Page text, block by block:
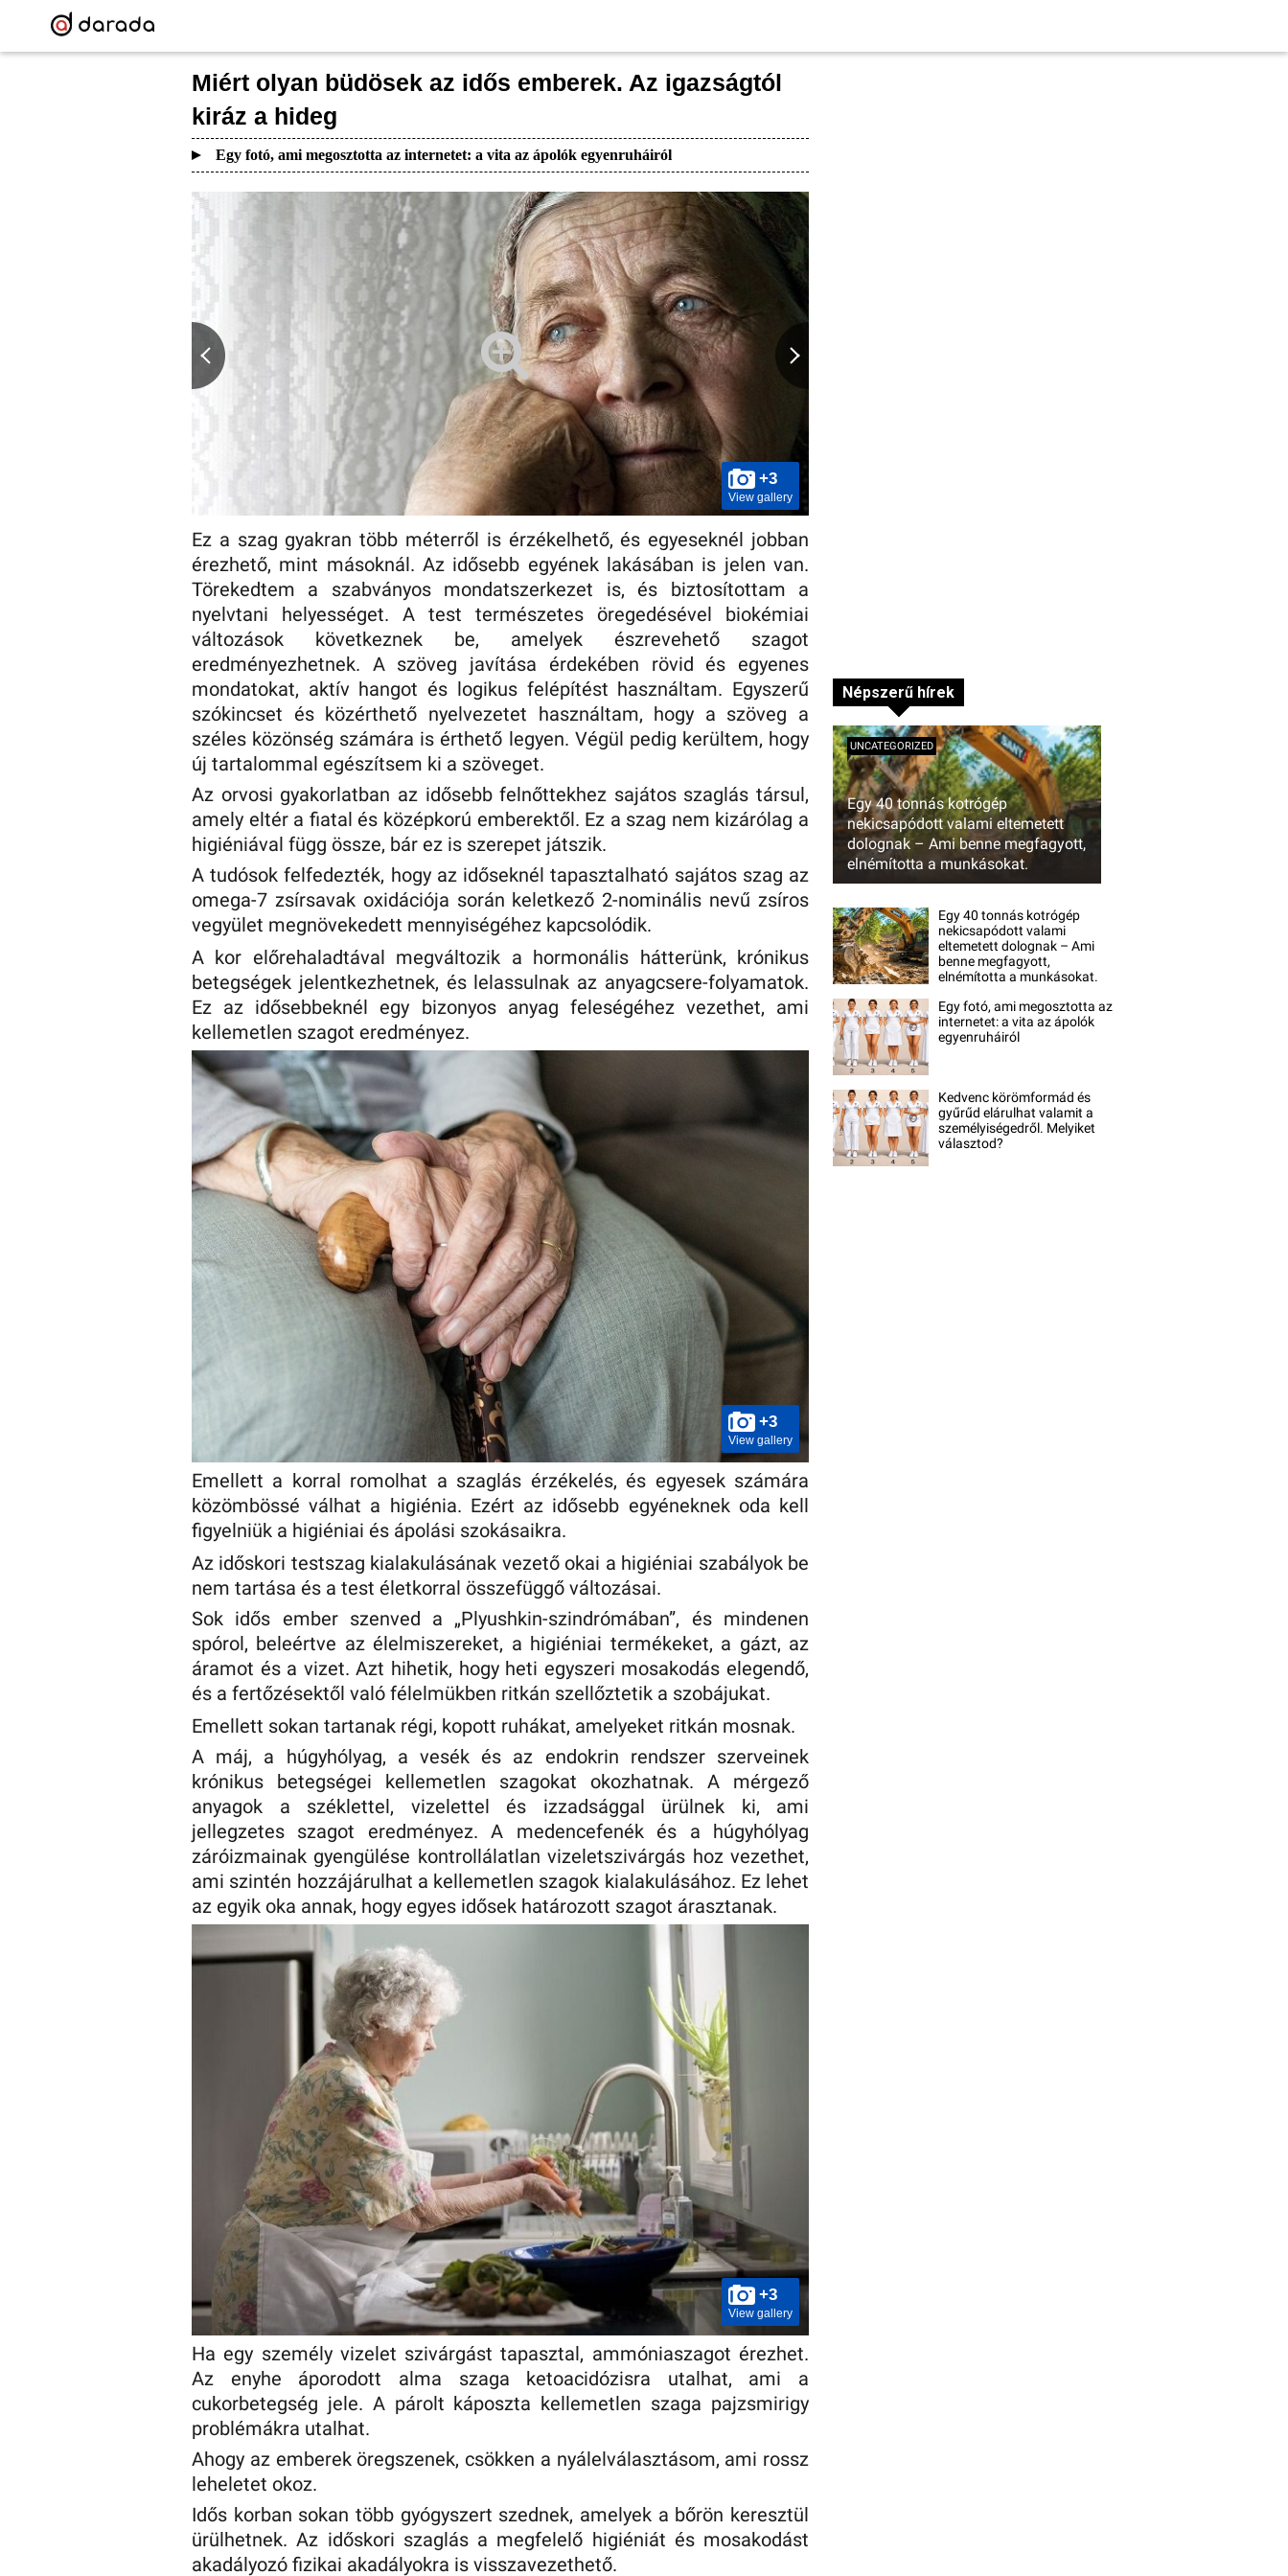
Miért olyan büdösek az idős emberek. Az igazságtól
kiráz a hideg
Egy fotó, ami megosztotta az internetet: a vita az ápolók egyenruháiról
+3
View gallery
Ez a szag gyakran több méterről is érzékelhető, és egyeseknél jobban
érezhető, mint másoknál. Az idősebb egyének lakásában is jelen van.
Törekedtem a szabványos mondatszerkezet is, és biztosítottam a
nyelvtani helyességet. A test természetes öregedésével biokémiai
változások következnek be, amelyek észrevehető szagot
eredményezhetnek. A szöveg javítása érdekében rövid és egyenes
mondatokat, aktív hangot és logikus felépítést használtam. Egyszerű
szókincset és közérthető nyelvezetet használtam, hogy a szöveg a
széles közönség számára is érthető legyen. Végül pedig kerültem, hogy
új tartalommal egészítsem ki a szöveget.
Az orvosi gyakorlatban az idősebb felnőttekhez sajátos szaglás társul,
amely eltér a fiatal és középkorú emberektől. Ez a szag nem kizárólag a
higiéniával függ össze, bár ez is szerepet játszik.
A tudósok felfedezték, hogy az időseknél tapasztalható sajátos szag az
omega-7 zsírsavak oxidációja során keletkező 2-nominális nevű zsíros
vegyület megnövekedett mennyiségéhez kapcsolódik.
A kor előrehaladtával megváltozik a hormonális hátterünk, krónikus
betegségek jelentkezhetnek, és lelassulnak az anyagcsere-folyamatok.
Ez az idősebbeknél egy bizonyos anyag feleségéhez vezethet, ami
kellemetlen szagot eredményez.
+3
View gallery
Emellett a korral romolhat a szaglás érzékelés, és egyesek számára
közömbössé válhat a higiénia. Ezért az idősebb egyéneknek oda kell
figyelniük a higiéniai és ápolási szokásaikra.
Az időskori testszag kialakulásának vezető okai a higiéniai szabályok be
nem tartása és a test életkorral összefüggő változásai.
Sok idős ember szenved a „Plyushkin-szindrómában”, és mindenen
spórol, beleértve az élelmiszereket, a higiéniai termékeket, a gázt, az
áramot és a vizet. Azt hihetik, hogy heti egyszeri mosakodás elegendő,
és a fertőzésektől való félelmükben ritkán szellőztetik a szobájukat.
Emellett sokan tartanak régi, kopott ruhákat, amelyeket ritkán mosnak.
A máj, a húgyhólyag, a vesék és az endokrin rendszer szerveinek
krónikus betegségei kellemetlen szagokat okozhatnak. A mérgező
anyagok a széklettel, vizelettel és izzadsággal ürülnek ki, ami
jellegzetes szagot eredményez. A medencefenék és a húgyhólyag
záróizmainak gyengülése kontrollálatlan vizeletszivárgás hoz vezethet,
ami szintén hozzájárulhat a kellemetlen szagok kialakulásához. Ez lehet
az egyik oka annak, hogy egyes idősek határozott szagot árasztanak.
+3
View gallery
Ha egy személy vizelet szivárgást tapasztal, ammóniaszagot érezhet.
Az enyhe áporodott alma szaga ketoacidózisra utalhat, ami a
cukorbetegség jele. A párolt káposzta kellemetlen szaga pajzsmirigy
problémákra utalhat.
Ahogy az emberek öregszenek, csökken a nyálelválasztásom, ami rossz
leheletet okoz.
Idős korban sokan több gyógyszert szednek, amelyek a bőrön keresztül
ürülhetnek. Az időskori szaglás a megfelelő higiéniát és mosakodást
akadályozó fizikai akadályokra is visszavezethető.
Népszerű hírek
Egy 40 tonnás kotrógép
nekicsapódott valami eltemetett
dolognak – Ami benne megfagyott,
elnémította a munkásokat.
UNCATEGORIZED
Egy 40 tonnás kotrógép
nekicsapódott valami
eltemetett dolognak – Ami
benne megfagyott,
elnémította a munkásokat.
Egy fotó, ami megosztotta az
internetet: a vita az ápolók
egyenruháiról
Kedvenc körömformád és
gyűrűd elárulhat valamit a
személyiségedről. Melyiket
választod?